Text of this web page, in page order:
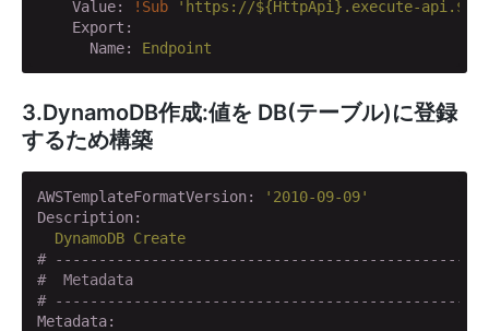
    Value:
!Sub
'https://${HttpApi}.execute-
    Export:
      Name:
Endpoint
3.DynamoDB作成:値を DB(テーブル)に登録
するため構築
AWSTemplateFormatVersion:
'2010-09-09'
Description:
DynamoDB Create
#
#  Metadata
#
Metadata: